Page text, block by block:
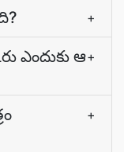
+
ఎందుకు ఆ+
+